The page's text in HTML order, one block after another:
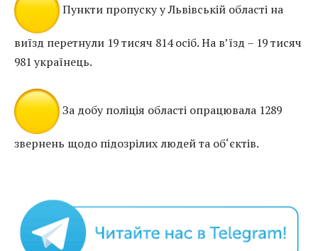
Пункти пропуску у Львівській області на
виїзд перетнули 19 тисяч 814 осіб. На в’їзд – 19 тисяч
981 українець.
За добу поліція області опрацювала 1289
звернень щодо підозрілих людей та об‘єктів.